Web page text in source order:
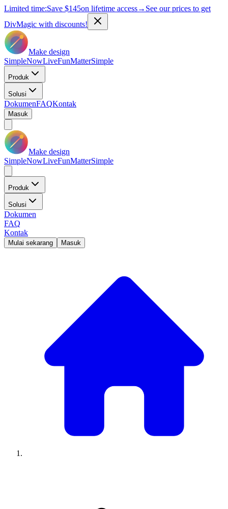
Limited time:Save $145on lifetime access→ See our prices to get
DivMagic with discounts!
Make design
SimpleNowLiveFunMatterSimple
Produk
Solusi
DokumenFAQKontak
Masuk
Make design
SimpleNowLiveFunMatterSimple
Produk
Solusi
Dokumen
FAQ
Kontak
Mulai sekarang Masuk